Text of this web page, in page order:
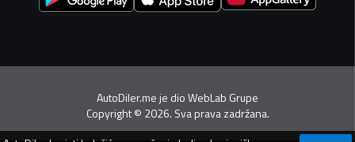
AutoDiler.me je dioWebLab Grupe
Copyright© 2026. Sva prava zadržana.